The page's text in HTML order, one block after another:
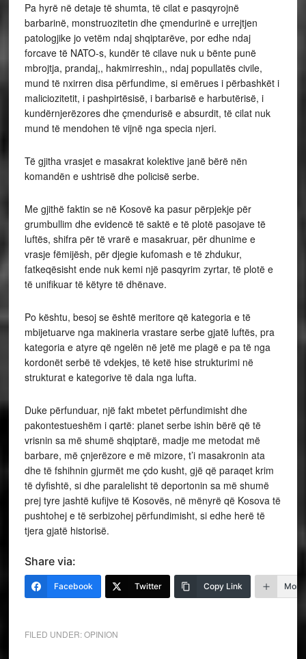
Pa hyrë në detaje të shumta, të cilat e pasqyrojnë
barbarinë, monstruozitetin dhe çmendurinë e urrejtjen
patologjike jo vetëm ndaj shqiptarëve, por edhe ndaj
forcave të NATO-s, kundër të cilave nuk u bënte punë
mbrojtja, prandaj,, hakmirreshin,, ndaj popullatës civile,
mund të nxirren disa përfundime, si emërues i përbashkët i
maliciozitetit, i pashpirtësisë, i barbarisë e harbutërisë, i
kundërnjerëzores dhe çmendurisë e absurdit, të cilat nuk
mund të mendohen të vijnë nga specia njeri.
Të gjitha vrasjet e masakrat kolektive janë bërë nën
komandën e ushtrisë dhe policisë serbe.
Me gjithë faktin se në Kosovë ka pasur përpjekje për
grumbullim dhe evidencë të saktë e të plotë pasojave të
luftës, shifra për të vrarë e masakruar, për dhunime e
vrasje fëmijësh, për djegie kufomash e të zhdukur,
fatkeqësisht ende nuk kemi një pasqyrim zyrtar, të plotë e
të unifikuar të këtyre të dhënave.
Po kështu, besoj se është meritore që kategoria e të
mbijetuarve nga makineria vrastare serbe gjatë luftës, pra
kategoria e atyre që ngelën në jetë me plagë e pa të nga
kordonët serbë të vdekjes, të ketë hise strukturimi në
strukturat e kategorive të dala nga lufta.
Duke përfunduar, një fakt mbetet përfundimisht dhe
pakontestueshëm i qartë: planet serbe ishin bërë që të
vrisnin sa më shumë shqiptarë, madje me metodat më
barbare, më çnjerëzore e më mizore, t’i masakronin ata
dhe të fshihnin gjurmët me çdo kusht, gjë që paraqet krim
të dyfishtë, si dhe paralelisht të deportonin sa më shumë
prej tyre jashtë kufijve të Kosovës, në mënyrë që Kosova të
pushtohej e të serbizohej përfundimisht, si edhe herë të
tjera gjatë historisë.
Share via:
Facebook Twitter Copy Link More
FILED UNDER:OPINION